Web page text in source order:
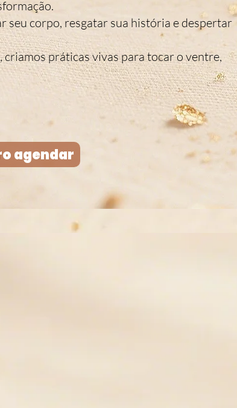
seu corpo, resgatar sua história e despertar
práticas vivas para tocar o ventre,
agendar